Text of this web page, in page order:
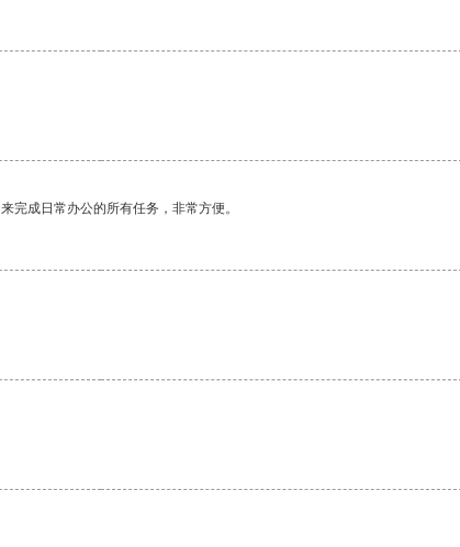
完成日常办公的所有任务，非常方便。